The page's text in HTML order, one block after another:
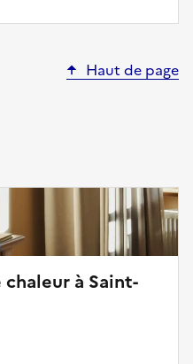
Haut de page